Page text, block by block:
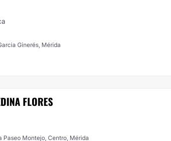
Ginerés, Mérida
FLORES
Montejo, Centro, Mérida